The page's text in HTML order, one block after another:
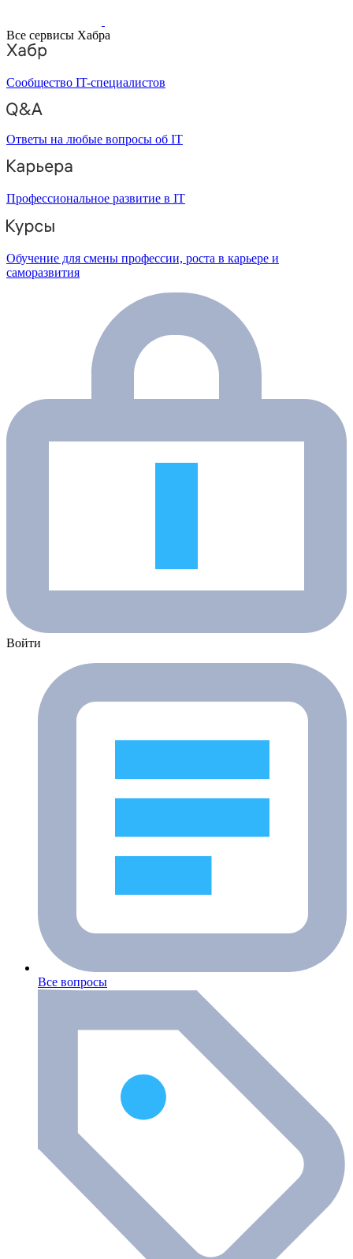
Все сервисы Хабра
Сообщество IT-специалистов
Ответы на любые вопросы об IT
Профессиональное развитие в IT
Обучение для смены профессии, роста в карьере и
саморазвития
Войти
Все вопросы